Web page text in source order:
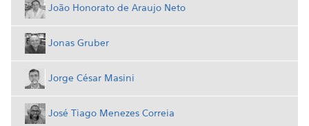
João Honorato de Araujo Neto
Jonas Gruber
Jorge César Masini
José Tiago Menezes Correia